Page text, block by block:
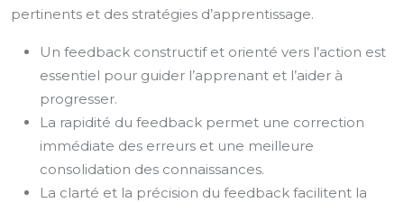
pertinents et des stratégies d’apprentissage.
Un feedback constructif et orienté vers l’action est
essentiel pour guider l’apprenant et l’aider à
progresser.
La rapidité du feedback permet une correction
immédiate des erreurs et une meilleure
consolidation des connaissances.
La clarté et la précision du feedback facilitent la